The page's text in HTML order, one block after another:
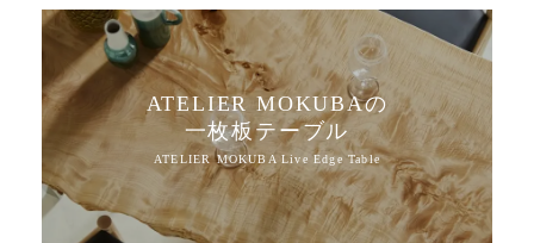
ATELIER MOKUBAの
一枚板テーブル